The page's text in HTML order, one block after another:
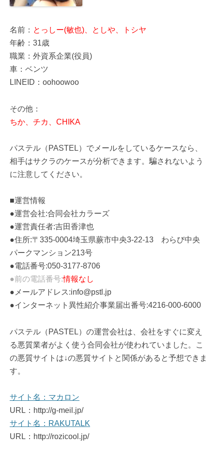
名前： とっしー(敏也)、としや、トシヤ
年齢：31歳
職業：外資系企業(役員)
車：ベンツ
LINEID：oohoowoo
その他：
ちか、チカ、CHIKA
パステル（PASTEL）でメールをしているケースなら、
相手はサクラのケースが分析できます。騙されないよう
に注意してください。
■運営情報
●運営会社:合同会社カラーズ
●運営責任者:吉田香津也
●住所:〒335-0004埼玉県蕨市中央3-22-13 わらび中央
パークマンション213号
●電話番号:050-3177-8706
●前の電話番号:情報なし
●メールアドレス:info@pstl.jp
●インターネット異性紹介事業届出番号:4216-000-6000
パステル（PASTEL）の運営会社は、会社をすぐに変え
る悪質業者がよく使う合同会社が使われていました。こ
の悪質サイトは↓の悪質サイトと関係があると予想できま
す。
サイト名：マカロン
URL：http://g-meil.jp/
サイト名：RAKUTALK
URL：http://rozicool.jp/